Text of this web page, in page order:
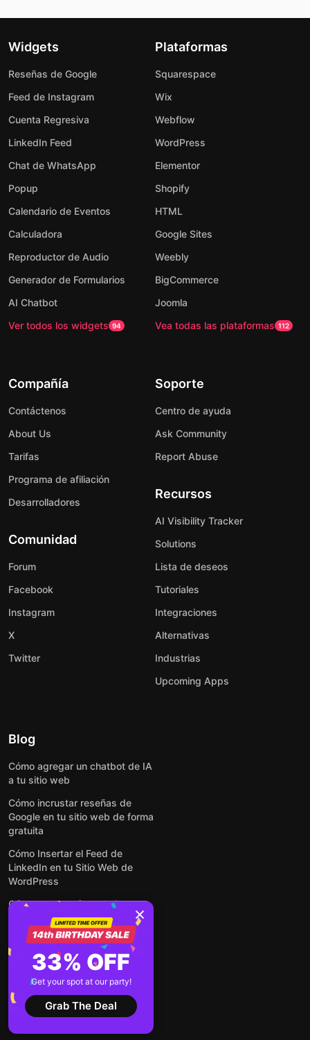
Widgets
Reseñas de Google
Feed de Instagram
Cuenta Regresiva
LinkedIn Feed
Chat de WhatsApp
Popup
Calendario de Eventos
Calculadora
Reproductor de Audio
Generador de Formularios
AI Chatbot
Ver todos los widgets 94
Plataformas
Squarespace
Wix
Webflow
WordPress
Elementor
Shopify
HTML
Google Sites
Weebly
BigCommerce
Joomla
Vea todas las plataformas 112
Compañía
Contáctenos
About Us
Tarifas
Programa de afiliación
Desarrolladores
Comunidad
Forum
Facebook
Instagram
X
Twitter
Soporte
Centro de ayuda
Ask Community
Report Abuse
Recursos
AI Visibility Tracker
Solutions
Lista de deseos
Tutoriales
Integraciones
Alternativas
Industrias
Upcoming Apps
Blog
Cómo agregar un chatbot de IA
a tu sitio web
Cómo incrustar reseñas de
Google en tu sitio web de forma
gratuita
Cómo Insertar el Feed de
LinkedIn en tu Sitio Web de
WordPress
Cómo crear un formulario para
WordPress: de manera simple y
rápida
Cómo incrustar formularios en
cualquier sitio web en línea y
gratis
Ver todas las entradas
33% OFF
Get your spot at our party!
Grab The Deal